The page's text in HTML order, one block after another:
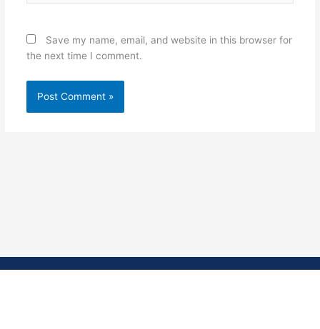
Save my name, email, and website in this browser for
the next time I comment.